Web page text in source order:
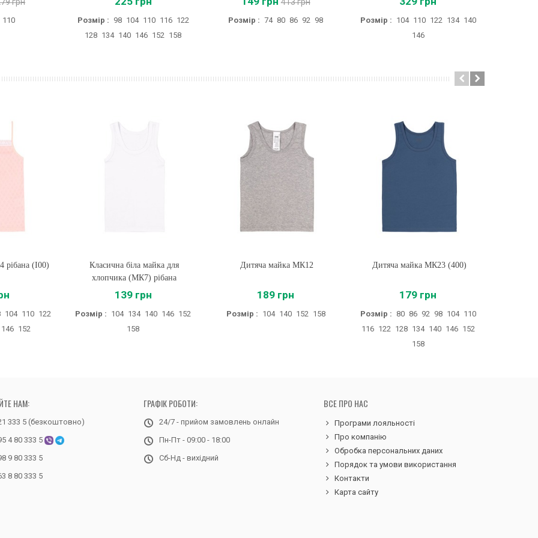
110 Розмір : 98 104 110 116 122
128 134 140 146 152 158
Розмір : 74 80 86 92 98 Розмір : 104 110 122 134 140
146
рібана (I00)
104 110 122
146 152
Купити
Класична біла майка для
хлопчика (МК7) рібана
139 грн
Розмір : 104 134 140 146 152
158
Купити
Дитяча майка МК12
189 грн
Розмір : 104 140 152 158
Купити
Дитяча майка МК23 (400)
179 грн
Розмір : 80 86 92 98 104 110
116 122 128 134 140 146 152
158
НАМ:
333 5 (безкоштовно)
4 80 333 5
9 80 333 5
8 80 333 5
ГРАФІК РОБОТИ:
24/7 - прийом замовлень онлайн
Пн-Пт - 09:00 - 18:00
Сб-Нд - вихідний
ВСЕ ПРО НАС
Програми лояльності
Про компанію
Обробка персональних даних
Порядок та умови використання
Контакти
Карта сайту